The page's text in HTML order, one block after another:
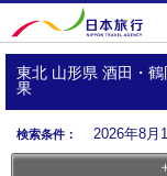
東北 山形県 酒田・
果
検索条件：
2026年8月